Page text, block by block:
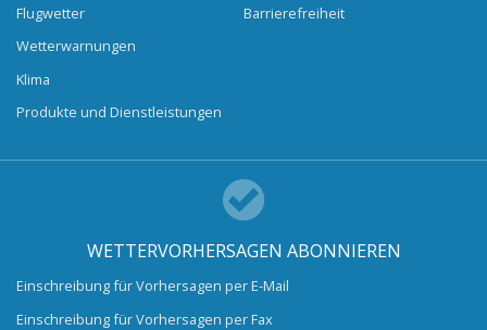
Flugwetter
Wetterwarnungen
Klima
Produkte und Dienstleistungen
Barrierefreiheit
WETTERVORHERSAGEN ABONNIEREN
Einschreibung für Vorhersagen per E-Mail
Einschreibung für Vorhersagen per Fax